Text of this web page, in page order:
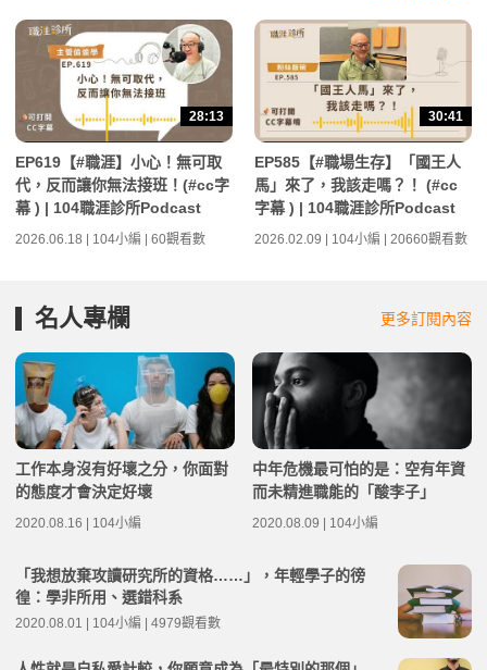
28:13
EP619【#職涯】小心！無可取
代，反而讓你無法接班！(#cc字
幕 ) | 104職涯診所Podcast
2026.06.18 | 104小編 | 60觀看數
30:41
EP585【#職場生存】「國王人
馬」來了，我該走嗎？！ (#cc
字幕 ) | 104職涯診所Podcast
2026.02.09 | 104小編 | 20660觀看數
名人專欄 更多訂閱內容
工作本身沒有好壞之分，你面對
的態度才會決定好壞
2020.08.16 | 104小編
中年危機最可怕的是：空有年資
而未精進職能的「酸李子」
2020.08.09 | 104小編
「我想放棄攻讀研究所的資格……」，年輕學子的徬
徨：學非所用、選錯科系
2020.08.01 | 104小編 | 4979觀看數